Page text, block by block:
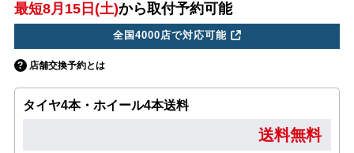
最短8月15日(土)から取付予約可能
全国4000店で対応可能
店舗交換予約とは
タイヤ4本・ホイール4本送料
送料無料